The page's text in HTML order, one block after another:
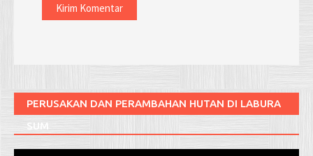
PERUSAKAN DAN PERAMBAHAN HUTAN DI LABURA
SUM